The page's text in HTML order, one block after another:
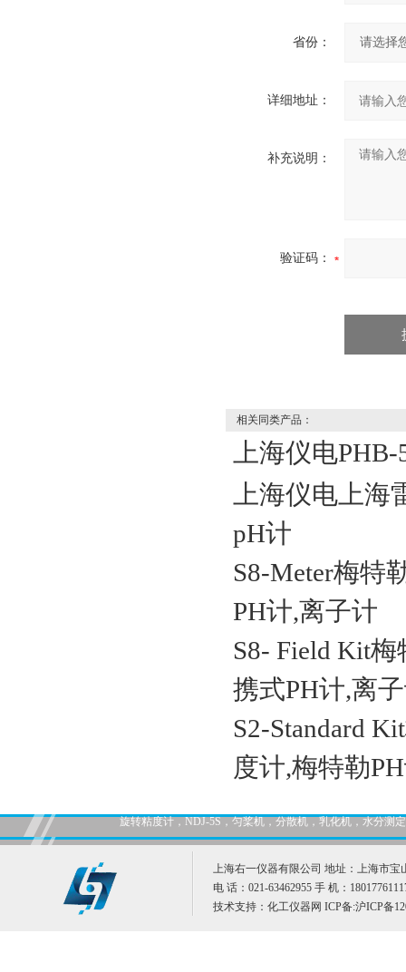
省份：
详细地址：
补充说明：
验证码：
相关同类产品：
上海仪电
上海仪电上海
pH计
S8-Meter梅特
PH计,离子计
S8- Field Kit
携式PH计,离
S2-Standard
度计,梅特勒
旋转粘度计，NDJ-5S，匀桨机，分散机，乳化机，水分测
上海右一仪器有限公司 地址：上海市宝
电 话：021-63462955 手 机：
技术支持： 化工仪器网 ICP备:沪ICP备